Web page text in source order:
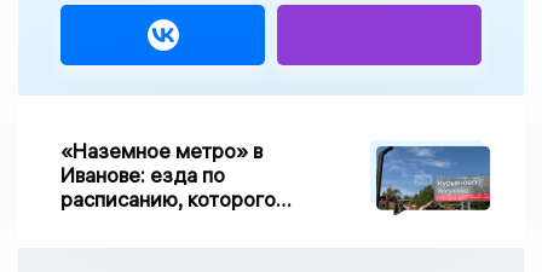
«Наземное метро» в
Иванове: езда по
расписанию, которого